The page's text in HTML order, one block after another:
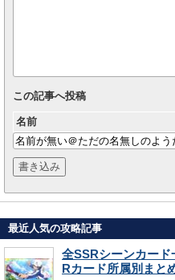
この記事へ投稿
名前
最近人気の攻略記事
全SSRシーンカー
Rカード所属別まと